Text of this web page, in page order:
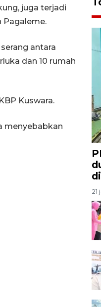
juga terjadi
Pagaleme.
antara
dan 10 rumah
Kuswara.
menyebabkan
21